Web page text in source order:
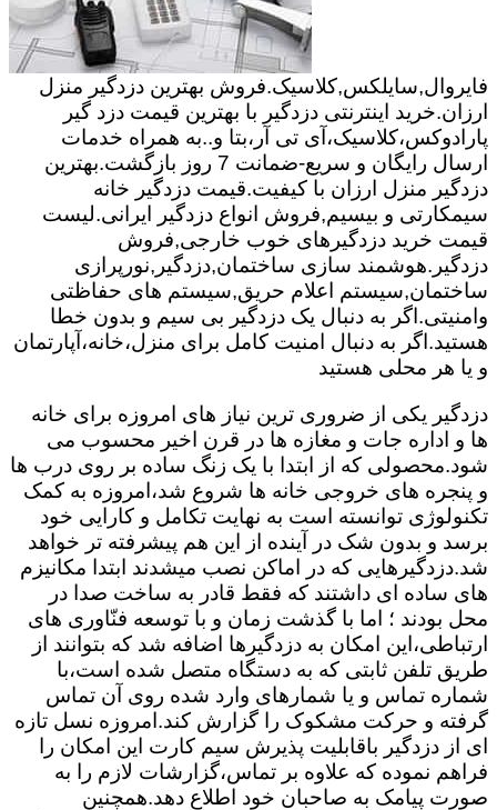
فایروال,سایلکس,کلاسیک.فروش بهترین دزدگیر منزل
ارزان.خرید اینترنتی دزدگیر با بهترین قیمت دزد گیر
پارادوکس،کلاسیک،آی تی آر،بتا و..به همراه خدمات
ارسال رایگان و سریع-ضمانت 7 روز بازگشت.بهترین
دزدگیر منزل ارزان با کیفیت.قیمت دزدگیر خانه
سیمکارتی و بیسیم,فروش انواع دزدگیر ایرانی.لیست
قیمت خرید دزدگیرهای خوب خارجی,فروش
دزدگیر.هوشمند سازی ساختمان,دزدگیر,نورپرازی
ساختمان,سیستم اعلام حریق,سیستم های حفاظتی
وامنیتی.اگر به دنبال یک دزدگیر بی سیم و بدون خطا
هستید.اگر به دنبال امنیت کامل برای منزل،خانه،آپارتمان
و یا هر محلی هستید
دزدگیر یکی از ضروری ترین نیاز های امروزه برای خانه
ها و اداره جات و مغازه ها در قرن اخیر محسوب می
شود.محصولی که از ابتدا با یک زنگ ساده بر روی درب ها
و پنجره های خروجی خانه ها شروع شد،امروزه به کمک
تکنولوژی توانسته است به نهایت تکامل و کارایی خود
برسد و بدون شک در آینده از این هم پیشرفته تر خواهد
شد.دزدگیرهایی که در اماکن نصب میشدند ابتدا مکانیزم
های ساده ای داشتند که فقط قادر به ساخت صدا در
محل بودند ؛ اما با گذشت زمان و با توسعه فنّاوری های
ارتباطی،این امکان به دزدگیرها اضافه شد که بتوانند از
طریق تلفن ثابتی که به دستگاه متصل شده است،با
شماره تماس و یا شمارهای وارد شده روی آن تماس
گرفته و حرکت مشکوک را گزارش کند.امروزه نسل تازه
ای از دزدگیر باقابلیت پذیرش سیم کارت این امکان را
فراهم نموده که علاوه بر تماس،گزارشات لازم را به
صورت پیامک به صاحبان خود اطلاع دهد.همچنین